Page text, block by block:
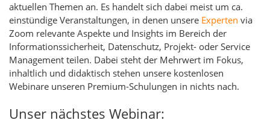
aktuellen Themen an. Es handelt sich dabei meist um ca.
einstündige Veranstaltungen, in denen unsere Experten via
Zoom relevante Aspekte und Insights im Bereich der
Informationssicherheit, Datenschutz, Projekt- oder Service
Management teilen. Dabei steht der Mehrwert im Fokus,
inhaltlich und didaktisch stehen unsere kostenlosen
Webinare unseren Premium-Schulungen in nichts nach.
Unser nächstes Webinar: